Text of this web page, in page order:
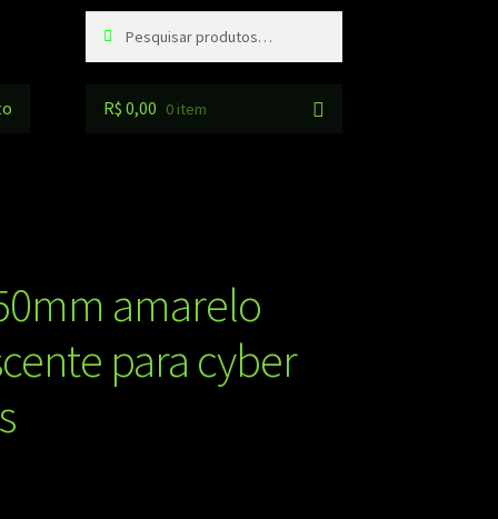
por:
R$ 0,00 0 item
amarelo
para cyber